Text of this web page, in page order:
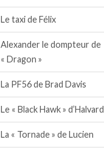
Le taxi de Félix
Alexander le dompteur de
« Dragon »
La PF56 de Brad Davis
Le « Black Hawk » d’Halvard
La « Tornade » de Lucien